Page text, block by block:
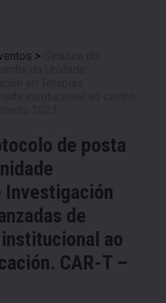
>
de posta
Investigación
de
ao
CAR-T –